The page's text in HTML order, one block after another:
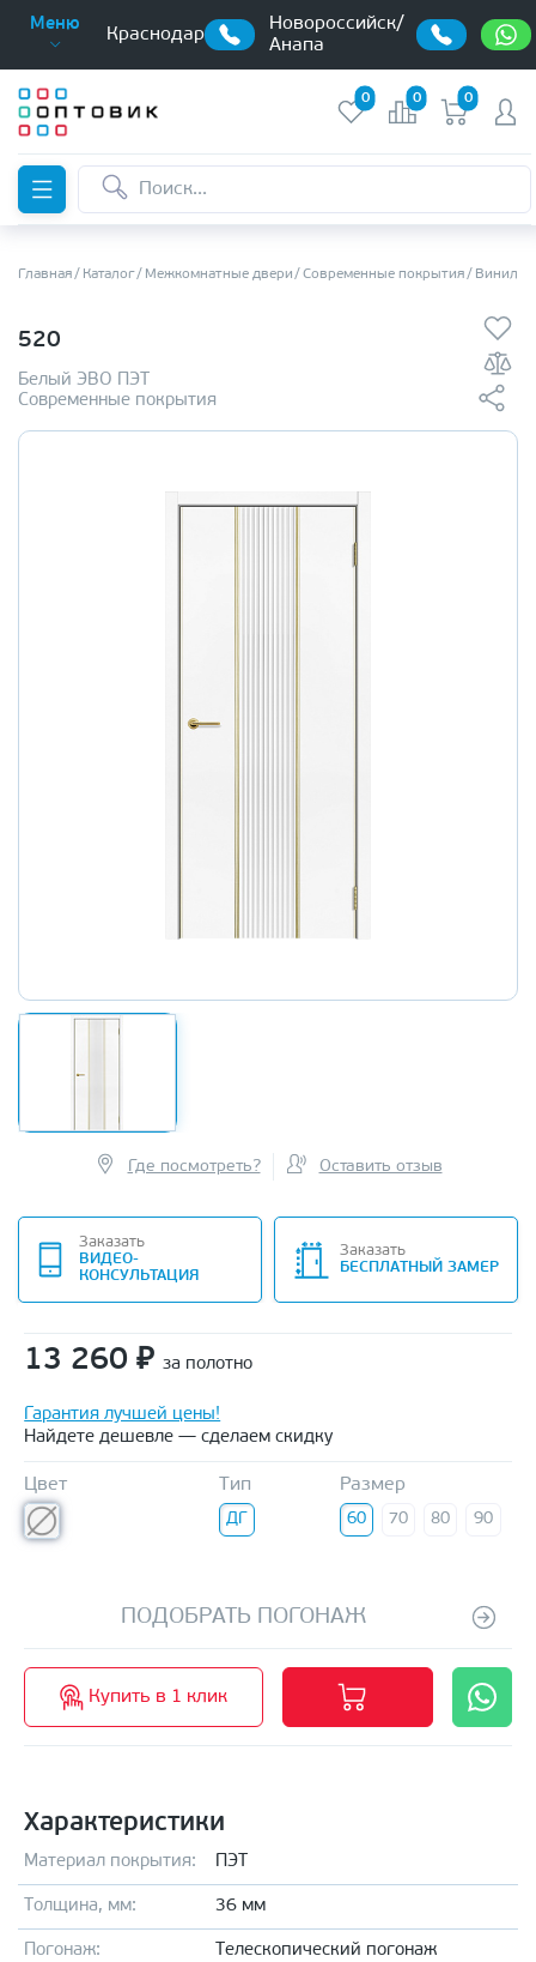
Меню
Краснодар
Новороссийск/
Анапа
0 0 0
Главная Каталог Межкомнатные двери Современные покрытия
520
Белый ЭВО ПЭТ
Современные покрытия
Где посмотреть? Оставить отзыв
Заказать
ВИДЕО-
КОНСУЛЬТАЦИЯ
Заказать
БЕСПЛАТНЫЙ ЗАМЕР
13 260 ₽ за полотно
Гарантия лучшей цены!
Найдете дешевле — сделаем скидку
Цвет Тип
ДГ
Размер
60 70 80 90
ПОДОБРАТЬ ПОГОНАЖ
Купить в 1 клик
Характеристики
Материал покрытия: ПЭТ
Толщина, мм: 36 мм
Погонаж: Телескопический погонаж